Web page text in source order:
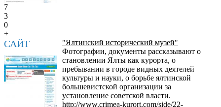
7
3
0
+
САЙТ
"Ялтинский исторический музей"
Фотографии, документы рассказывают о
становлении Ялты как курорта, о
пребывании в городе видных деятелей
культуры и науки, о борьбе ялтинской
большевистской организации за
установление советской власти.
http://www.crimea-kurort.com/side/22-